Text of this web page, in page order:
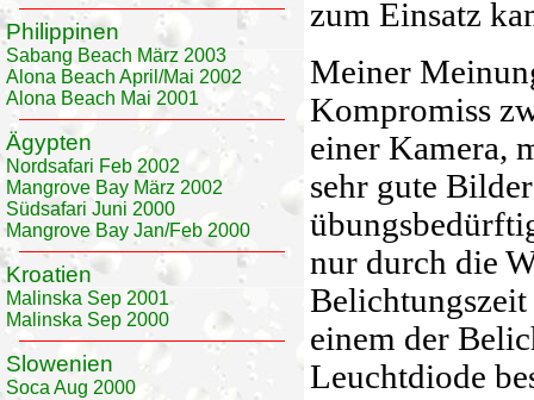
Philippinen
Sabang Beach März 2003
Alona Beach April/Mai 2002
Alona Beach Mai 2001
Ägypten
Nordsafari Feb 2002
Mangrove Bay März 2002
Südsafari Juni 2000
Mangrove Bay Jan/Feb 2000
Kroatien
Malinska Sep 2001
Malinska Sep 2000
Slowenien
Soca Aug 2000
zum Einsatz
Meiner
Kompromiss
einer Kamera,
sehr gute
nur durch die
einem der
Leuchtdiode